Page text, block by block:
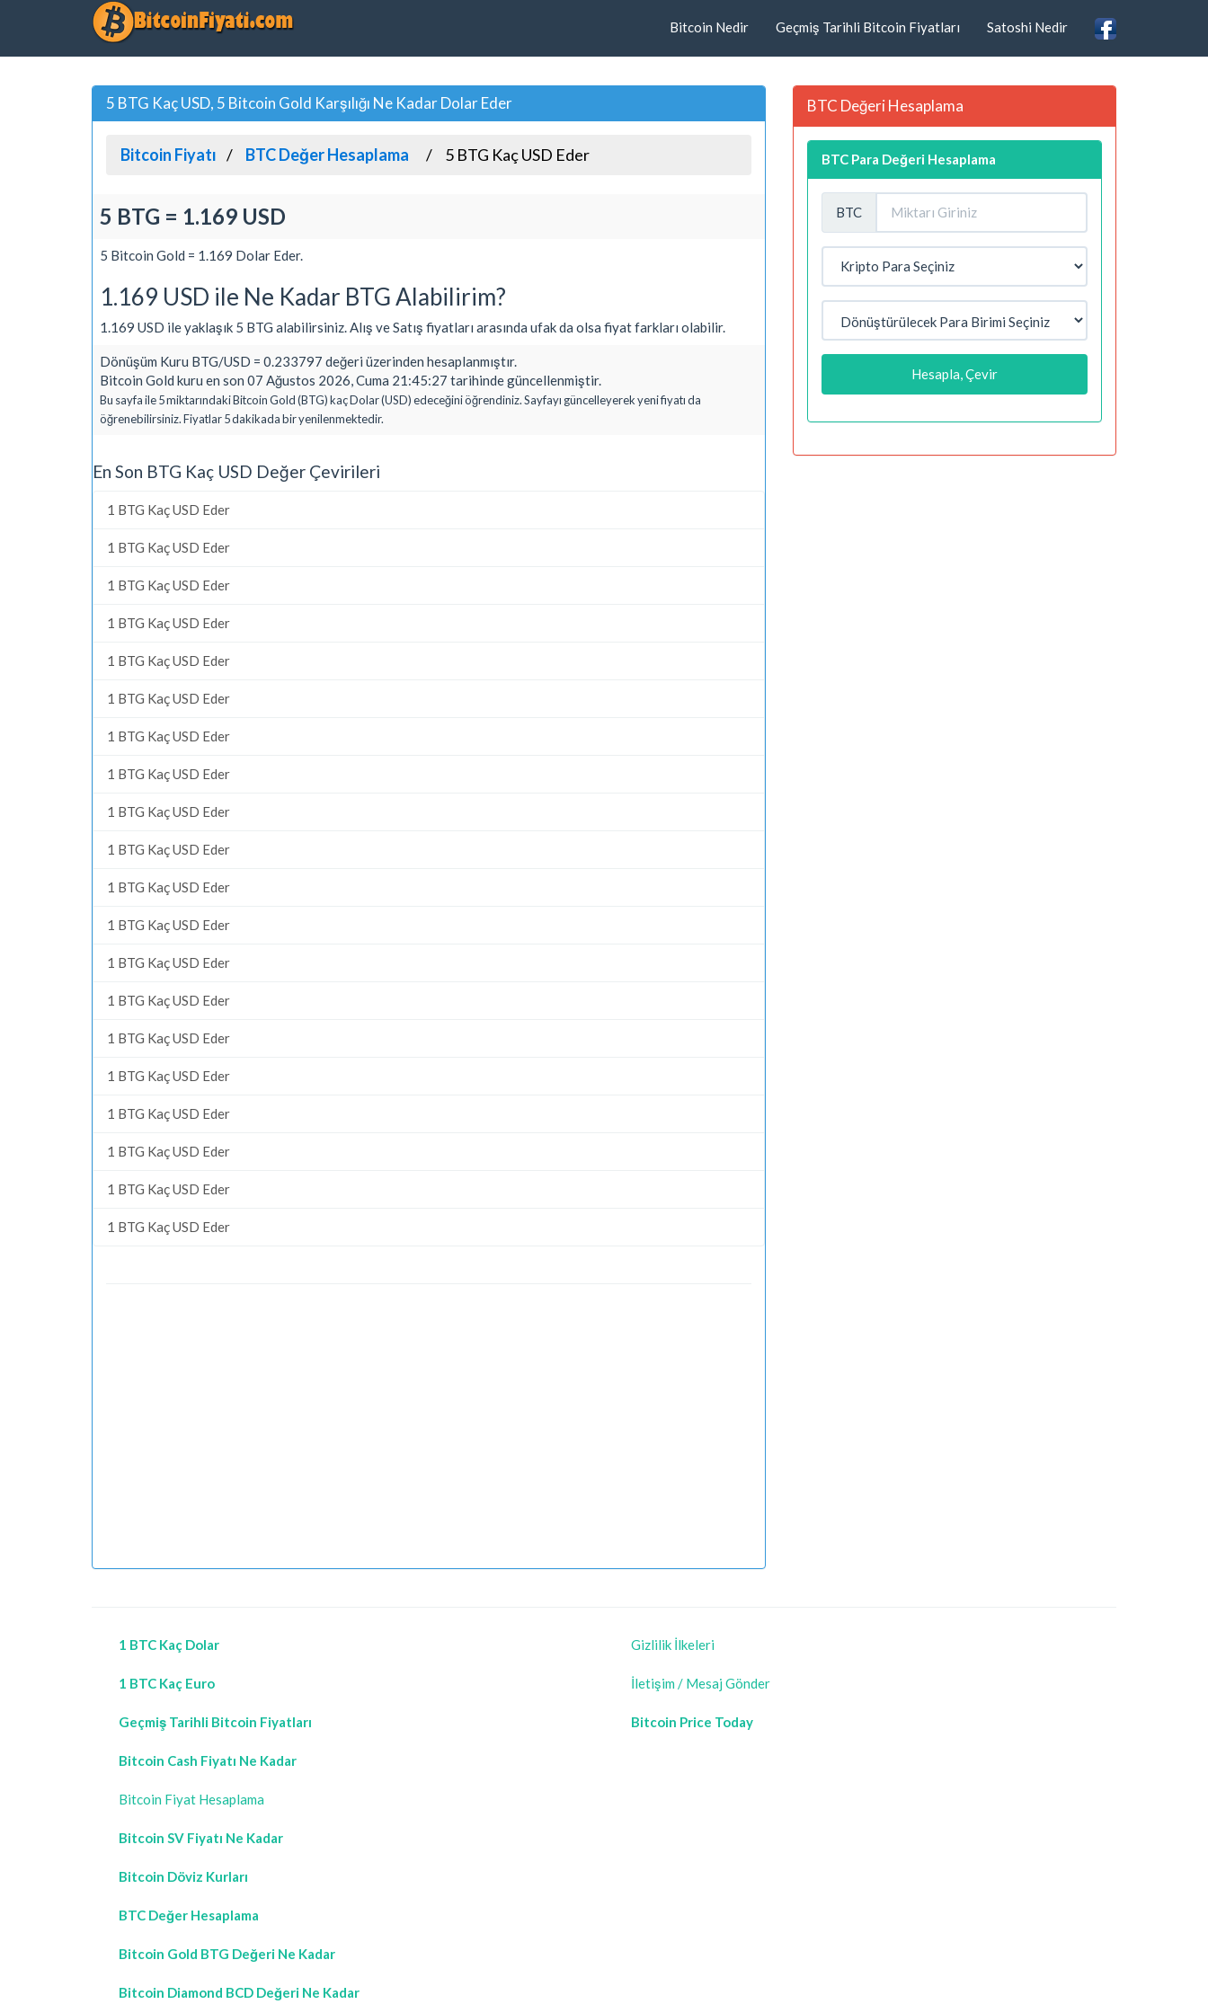
Bitcoin Nedir Geçmiş Tarihli Bitcoin Fiyatları Satoshi Nedir
5 BTG Kaç USD, 5 Bitcoin Gold Karşılığı Ne Kadar Dolar Eder
Bitcoin Fiyatı BTC Değer Hesaplama 5 BTG Kaç USD Eder
5 BTG = 1.169 USD
5 Bitcoin Gold = 1.169 Dolar Eder.
1.169 USD ile Ne Kadar BTG Alabilirim?
1.169 USD ile yaklaşık 5 BTG alabilirsiniz. Alış ve Satış fiyatları arasında ufak da olsa fiyat farkları olabilir.
Dönüşüm Kuru BTG/USD = 0.233797 değeri üzerinden hesaplanmıştır.
Bitcoin Gold kuru en son 07 Ağustos 2026, Cuma 21:45:27 tarihinde güncellenmiştir.
Bu sayfa ile 5 miktarındaki Bitcoin Gold (BTG) kaç Dolar (USD) edeceğini öğrendiniz. Sayfayı güncelleyerek yeni fiyatı da
öğrenebilirsiniz. Fiyatlar 5 dakikada bir yenilenmektedir.
En Son BTG Kaç USD Değer Çevirileri
1 BTG Kaç USD Eder
1 BTG Kaç USD Eder
1 BTG Kaç USD Eder
1 BTG Kaç USD Eder
1 BTG Kaç USD Eder
1 BTG Kaç USD Eder
1 BTG Kaç USD Eder
1 BTG Kaç USD Eder
1 BTG Kaç USD Eder
1 BTG Kaç USD Eder
1 BTG Kaç USD Eder
1 BTG Kaç USD Eder
1 BTG Kaç USD Eder
1 BTG Kaç USD Eder
1 BTG Kaç USD Eder
1 BTG Kaç USD Eder
1 BTG Kaç USD Eder
1 BTG Kaç USD Eder
1 BTG Kaç USD Eder
1 BTG Kaç USD Eder
BTC Değeri Hesaplama
BTC Para Değeri Hesaplama
BTC
Hesapla, Çevir
1 BTC Kaç Dolar
1 BTC Kaç Euro
Geçmiş Tarihli Bitcoin Fiyatları
Bitcoin Cash Fiyatı Ne Kadar
Bitcoin Fiyat Hesaplama
Bitcoin SV Fiyatı Ne Kadar
Bitcoin Döviz Kurları
BTC Değer Hesaplama
Bitcoin Gold BTG Değeri Ne Kadar
Bitcoin Diamond BCD Değeri Ne Kadar
Gizlilik İlkeleri
İletişim / Mesaj Gönder
Bitcoin Price Today